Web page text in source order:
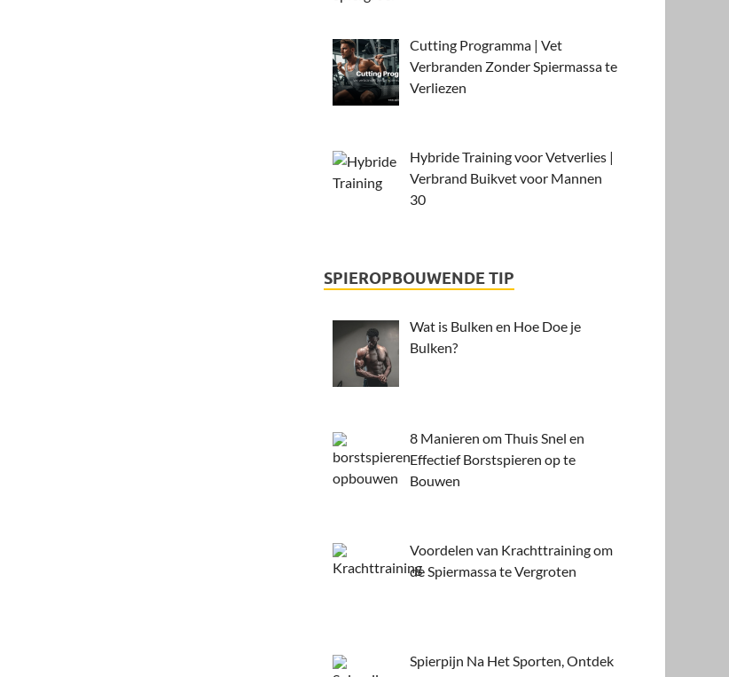
Cutting Programma | Vet
Verbranden Zonder Spiermassa te
Verliezen
Hybride Training voor Vetverlies |
Verbrand Buikvet voor Mannen
30
SPIEROPBOUWENDE TIP
Wat is Bulken en Hoe Doe je
Bulken?
8 Manieren om Thuis Snel en
Effectief Borstspieren op te
Bouwen
Voordelen van Krachttraining om
de Spiermassa te Vergroten
Spierpijn Na Het Sporten, Ontdek